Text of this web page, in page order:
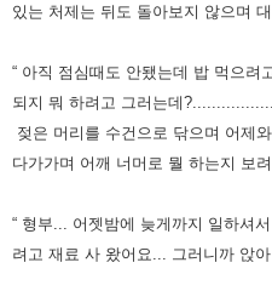
있는 처제는 뒤도 돌아보지 않으며 대
“ 아직 점심때도 안됐는데 밥 먹으려
되지 뭐 하려고 그러는데
젖은 머리를 수건으로 닦으며 어제
다가가며 어깨 너머로 뭘 하는지 보려
“ 형부... 어젯밤에 늦게까지 일하셔
려고 재료 사 왔어요... 그러니까 앉